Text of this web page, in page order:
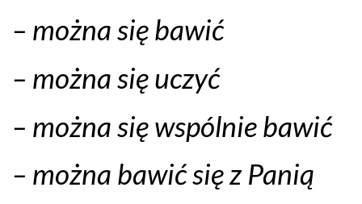
– można się bawić
– można się uczyć
– można się wspólnie bawić
– można bawić się z Panią